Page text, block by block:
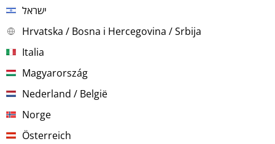
ישראל
Hrvatska / Bosna i Hercegovina / Srbija
Italia
Magyarország
Nederland / België
Norge
Österreich